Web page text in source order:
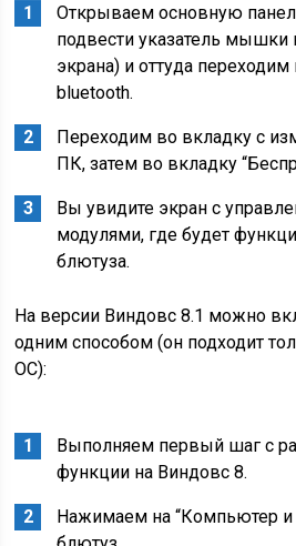
Открываем основную
подвести указатель мышки
экрана) и оттуда
bluetooth.
Переходим во вкладку с
ПК, затем во вкладку
Вы увидите экран с
модулями, где будет
блютуза.
На версии Виндовс 8.1 можно
одним способом (он подходит
ОС):
Выполняем первый шаг с
функции на Виндовс 8.
Нажимаем на “Компьютер и